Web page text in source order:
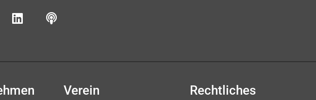
Verein Rechtliches